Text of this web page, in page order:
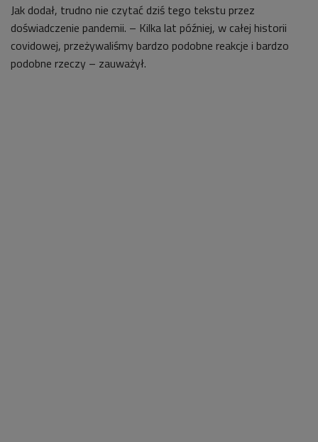
Jak dodał, trudno nie czytać dziś tego tekstu przez
doświadczenie pandemii. – Kilka lat później, w całej historii
covidowej, przeżywaliśmy bardzo podobne reakcje i bardzo
podobne rzeczy – zauważył.